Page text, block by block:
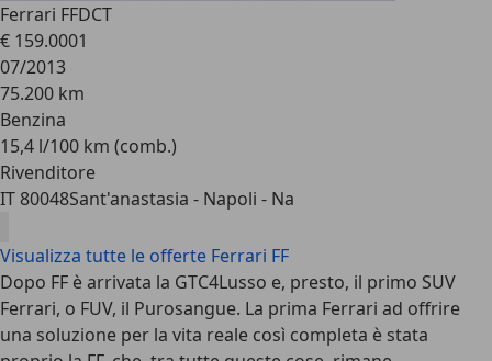
Ferrari FFDCT
€ 159.0001
07/2013
75.200 km
Benzina
15,4 l/100 km (comb.)
Rivenditore
IT 80048Sant'anastasia - Napoli - Na
Visualizza tutte le offerte Ferrari FF
Dopo FF è arrivata la GTC4Lusso e, presto, il primo SUV
Ferrari, o FUV, il Purosangue. La prima Ferrari ad offrire
una soluzione per la vita reale così completa è stata